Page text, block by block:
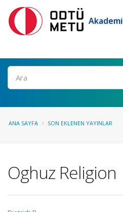
Ara
ANA SAYFA SON EKLENEN YAYINLAR
Oghuz Religion